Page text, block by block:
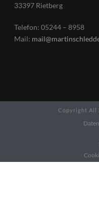
33397 Rietberg
Telefon: 05244 – 8958
Mail:
Copyright All